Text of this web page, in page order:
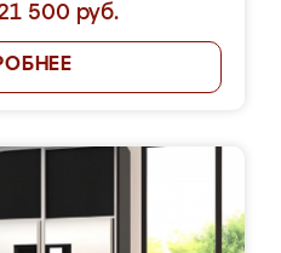
500 руб.